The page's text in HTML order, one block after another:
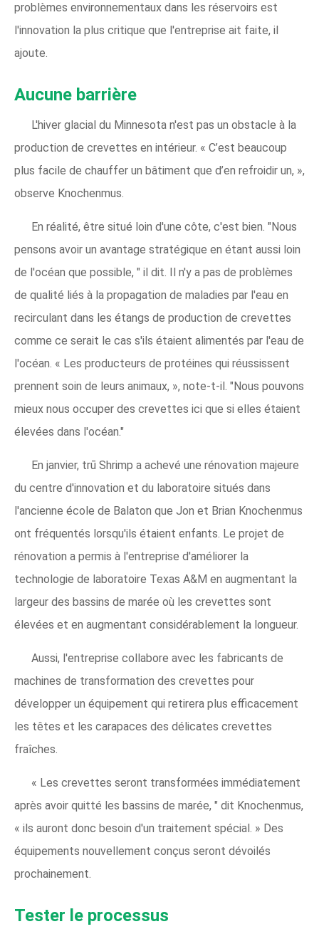
problèmes environnementaux dans les réservoirs est
l'innovation la plus critique que l'entreprise ait faite, il
ajoute.
Aucune barrière
L'hiver glacial du Minnesota n'est pas un obstacle à la
production de crevettes en intérieur. « C’est beaucoup
plus facile de chauffer un bâtiment que d’en refroidir un, »,
observe Knochenmus.
En réalité, être situé loin d'une côte, c'est bien. "Nous
pensons avoir un avantage stratégique en étant aussi loin
de l'océan que possible, " il dit. Il n'y a pas de problèmes
de qualité liés à la propagation de maladies par l'eau en
recirculant dans les étangs de production de crevettes
comme ce serait le cas s'ils étaient alimentés par l'eau de
l'océan. « Les producteurs de protéines qui réussissent
prennent soin de leurs animaux, », note-t-il. "Nous pouvons
mieux nous occuper des crevettes ici que si elles étaient
élevées dans l'océan."
En janvier, trū Shrimp a achevé une rénovation majeure
du centre d'innovation et du laboratoire situés dans
l'ancienne école de Balaton que Jon et Brian Knochenmus
ont fréquentés lorsqu'ils étaient enfants. Le projet de
rénovation a permis à l'entreprise d'améliorer la
technologie de laboratoire Texas A&M en augmentant la
largeur des bassins de marée où les crevettes sont
élevées et en augmentant considérablement la longueur.
Aussi, l'entreprise collabore avec les fabricants de
machines de transformation des crevettes pour
développer un équipement qui retirera plus efficacement
les têtes et les carapaces des délicates crevettes
fraîches.
« Les crevettes seront transformées immédiatement
après avoir quitté les bassins de marée, " dit Knochenmus,
« ils auront donc besoin d'un traitement spécial. » Des
équipements nouvellement conçus seront dévoilés
prochainement.
Tester le processus